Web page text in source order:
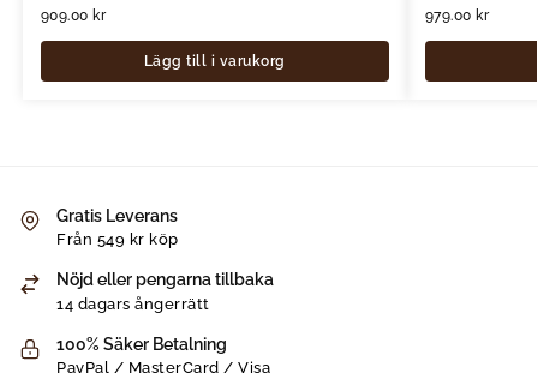
909.00 kr
Lägg till i varukorg
979.00 kr
Gratis Leverans
Från 549 kr köp
Nöjd eller pengarna tillbaka
14 dagars ångerrätt
100% Säker Betalning
PayPal / MasterCard / Visa